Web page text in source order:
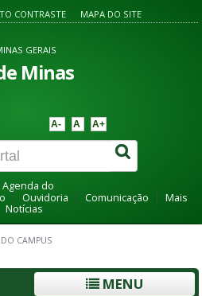
CONTRASTE MAPA DO SITE
GERAIS
Minas
A- A A+
Agenda do
Ouvidoria Comunicação
Mais
Notícias
DO CAMPUS
MENU